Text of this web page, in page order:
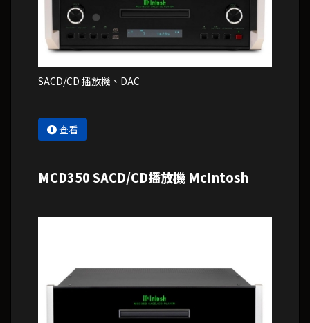
SACD/CD 播放機、DAC
查看
MCD350 SACD/CD播放機 McIntosh